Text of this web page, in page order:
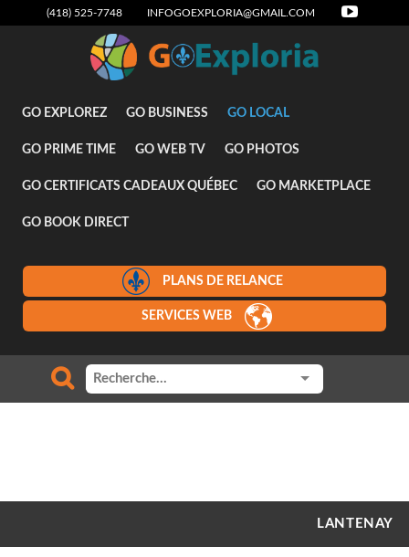
(418) 525-7748 INFOGOEXPLORIA@GMAIL.COM
GO EXPLOREZ GO BUSINESS GO LOCAL
GO PRIME TIME GO WEB TV GO PHOTOS
GO CERTIFICATS CADEAUX QUÉBEC GO MARKETPLACE
GO BOOK DIRECT
PLANS DE RELANCE
SERVICES WEB
LANTENAY